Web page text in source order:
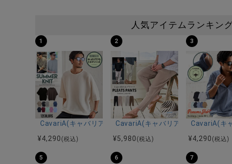
人気アイテムランキン
1
CavariA(キャバリア)12Gミラノリブクルーネックドルマ
¥4,290 (税込)
2
CavariA(キャバリア)プリーツ加工
¥5,980 (税込)
3
CavariA(キ
¥4,290 (税込)
5 6 7